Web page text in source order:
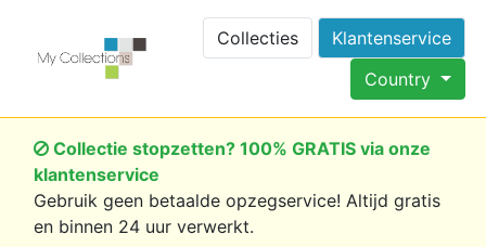
Collecties
Klantenservice
Country
Collectie stopzetten? 100% GRATIS via onze
klantenservice
Gebruik geen betaalde opzegservice! Altijd gratis
en binnen 24 uur verwerkt.